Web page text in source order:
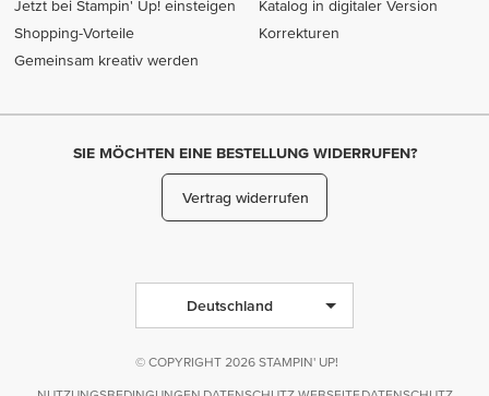
Jetzt bei Stampin' Up! einsteigen
Shopping-Vorteile
Gemeinsam kreativ werden
Katalog in digitaler Version
Korrekturen
SIE MÖCHTEN EINE BESTELLUNG WIDERRUFEN?
Vertrag widerrufen
Deutschland
© COPYRIGHT 2026 STAMPIN' UP!